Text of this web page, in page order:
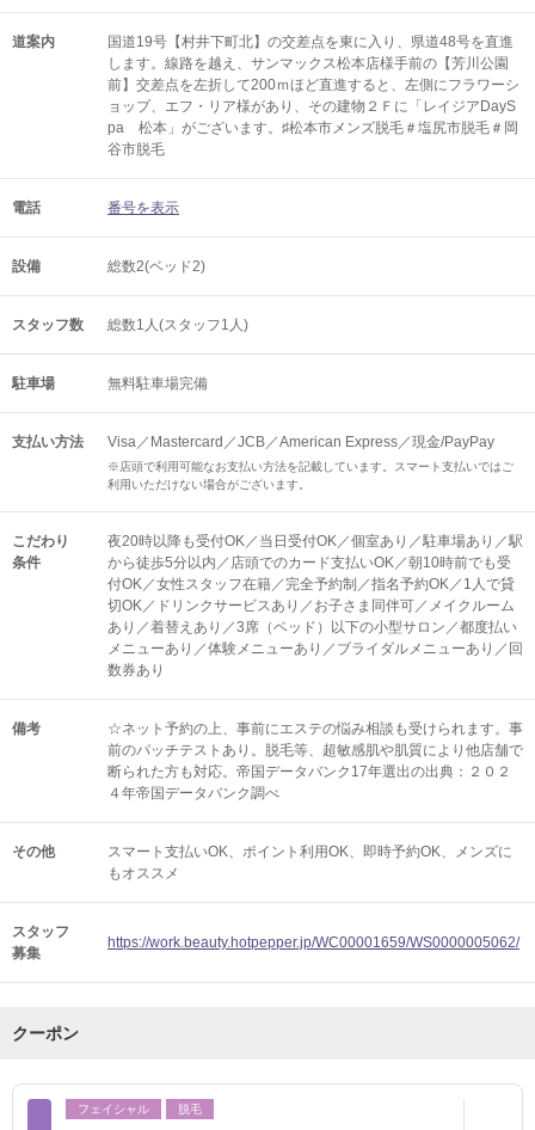
道案内
国道19号【村井下町北】の交差点を東に入り、県道48号を直進
します。線路を越え、サンマックス松本店様手前の【芳川公園
前】交差点を左折して200ｍほど直進すると、左側にフラワーシ
ョップ、エフ・リア様があり、その建物２Ｆに「レイジアDayS
pa 松本」がございます。♯松本市メンズ脱毛＃塩尻市脱毛＃岡
谷市脱毛
電話 番号を表示
設備 総数2(ベッド2)
スタッフ数 総数1人(スタッフ1人)
駐車場 無料駐車場完備
支払い方法 Visa／Mastercard／JCB／American Express／現金/PayPay
※店頭で利用可能なお支払い方法を記載しています。スマート支払いではご
利用いただけない場合がございます。
こだわり
条件
夜20時以降も受付OK／当日受付OK／個室あり／駐車場あり／駅
から徒歩5分以内／店頭でのカード支払いOK／朝10時前でも受
付OK／女性スタッフ在籍／完全予約制／指名予約OK／1人で貸
切OK／ドリンクサービスあり／お子さま同伴可／メイクルーム
あり／着替えあり／3席（ベッド）以下の小型サロン／都度払い
メニューあり／体験メニューあり／ブライダルメニューあり／回
数券あり
備考
☆ネット予約の上、事前にエステの悩み相談も受けられます。事
前のパッチテストあり。脱毛等、超敏感肌や肌質により他店舗で
断られた方も対応。帝国データバンク17年選出の出典：２０２
４年帝国データバンク調べ
その他 スマート支払いOK ポイント利用OK 即時予約OK
メンズに
もオススメ
スタッフ
募集
https://work.beauty.hotpepper.jp/WC00001659/WS0000005062/
クーポン
フェイシャル 脱毛